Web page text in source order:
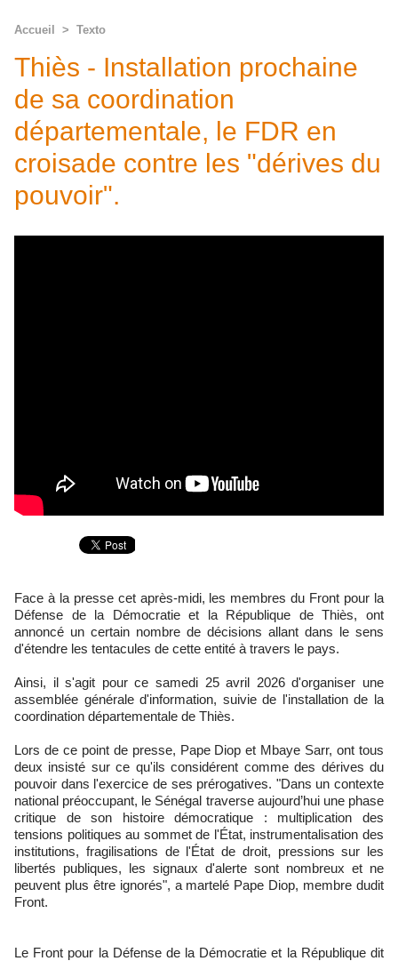
Accueil > Texto
Thiès - Installation prochaine
de sa coordination
départementale, le FDR en
croisade contre les "dérives du
pouvoir".
Face à la presse cet après-midi, les membres du Front pour la
Défense de la Démocratie et la République de Thiès, ont
annoncé un certain nombre de décisions allant dans le sens
d'étendre les tentacules de cette entité à travers le pays.
Ainsi, il s'agit pour ce samedi 25 avril 2026 d'organiser une
assemblée générale d'information, suivie de l'installation de la
coordination départementale de Thiès.
Lors de ce point de presse, Pape Diop et Mbaye Sarr, ont tous
deux insisté sur ce qu'ils considérent comme des dérives du
pouvoir dans l'exercice de ses prérogatives. "Dans un contexte
national préoccupant, le Sénégal traverse aujourd’hui une phase
critique de son histoire démocratique : multiplication des
tensions politiques au sommet de l'État, instrumentalisation des
institutions, fragilisations de l'État de droit, pressions sur les
libertés publiques, les signaux d'alerte sont nombreux et ne
peuvent plus être ignorés", a martelé Pape Diop, membre dudit
Front.
Le Front pour la Défense de la Démocratie et la République dit